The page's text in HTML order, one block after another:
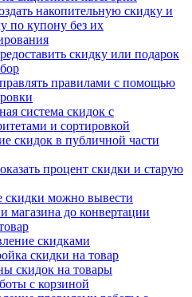
накопительную скидку и
по купону без их
скидку или подарок
правилами с помощью
система скидок с
и сортировкой
скидок в публичной части
процент скидки и старую
скидки можно вывести
магазина до конвертации
скидками
скидки на товар
скидок на товары
с корзиной